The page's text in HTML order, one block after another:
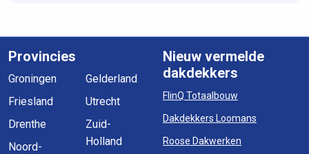
Provincies
Groningen
Friesland
Drenthe
Noord-
Gelderland
Utrecht
Zuid-
Holland
Nieuw vermelde
dakdekkers
FlinQ Totaalbouw
Dakdekkers Loomans
Roose Dakwerken